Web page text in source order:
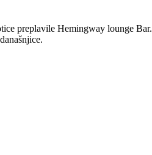
preplavile Hemingway lounge Bar.